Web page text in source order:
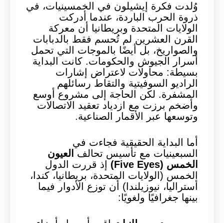
وُلدت فكرة إيشيلون في الخمسينيات، في
ذروة الحرب الباردة، عندما أدركت
الولايات المتحدة وبريطانيا أن معركة
القرن العشرين لم تُحسم فقط بالدبابات
والصواريخ، بل أيضًا بالموجات التي تحمل
أسرار الجيوش والحكومات. كانت البداية
بسيطة: محاولات لاعتراض إشارات
الراديو السوفيتية والتقاط رسائلهم
المشفرة. لكن الحاجة إلى مشروع أوسع
وأضخم برزت مع ازدياد تعقيد الاتصالات
وتوسعها عبر الأقمار الصناعية.
أما البداية الحقيقية فجاءت في
السبعينيات مع تأسيس تحالف
العيون
الخمس (Five Eyes)
إذ قررت الدول
الخمس (الولايات المتحدة، بريطانيا، كندا،
أستراليا، نيوزيلندا) أن توزع الأدوار فيما
بينها جغرافيًا ولغويًا: